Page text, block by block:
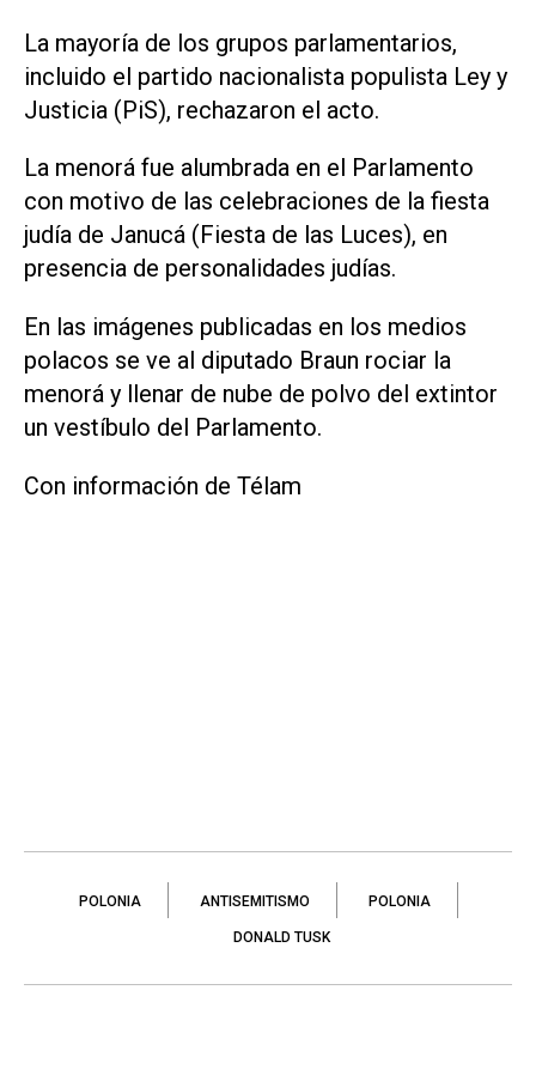
La mayoría de los grupos parlamentarios,
incluido el partido nacionalista populista Ley y
Justicia (PiS), rechazaron el acto.
La menorá fue alumbrada en el Parlamento
con motivo de las celebraciones de la fiesta
judía de Janucá (Fiesta de las Luces), en
presencia de personalidades judías.
En las imágenes publicadas en los medios
polacos se ve al diputado Braun rociar la
menorá y llenar de nube de polvo del extintor
un vestíbulo del Parlamento.
Con información de Télam
POLONIA ANTISEMITISMO POLONIA
DONALD TUSK